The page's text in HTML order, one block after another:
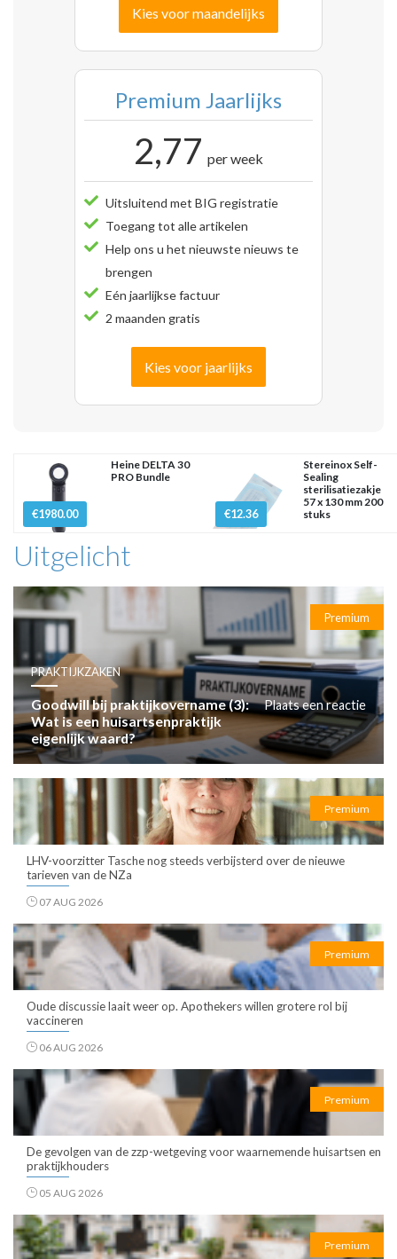
Kies voor maandelijks
Premium Jaarlijks
2,77 per week
Uitsluitend met BIG registratie
Toegang tot alle artikelen
Help ons u het nieuwste nieuws te
brengen
Eén jaarlijkse factuur
2 maanden gratis
Kies voor jaarlijks
€1980.00
Heine DELTA 30
PRO Bundle
€12.36
Stereinox Self-
Sealing
sterilisatiezakje
57 x 130 mm 200
stuks
Uitgelicht
Premium
PRAKTIJKZAKEN
Goodwill bij praktijkovername (3):
Wat is een huisartsenpraktijk
eigenlijk waard?
Plaats een reactie
Premium
LHV-voorzitter Tasche nog steeds verbijsterd over de nieuwe
tarieven van de NZa
07 AUG 2026
Premium
Oude discussie laait weer op. Apothekers willen grotere rol bij
vaccineren
06 AUG 2026
Premium
De gevolgen van de zzp-wetgeving voor waarnemende huisartsen en
praktijkhouders
05 AUG 2026
Premium